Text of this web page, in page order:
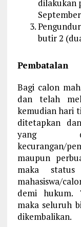
dilakukan
butir 2
Pembatalan
Bagi calon
dan telah
kemudian hari
ditetapkan
yang
kecurangan/
maupun
maka status
mahasiswa/
demi hukum.
maka seluruh
dikembalikan.